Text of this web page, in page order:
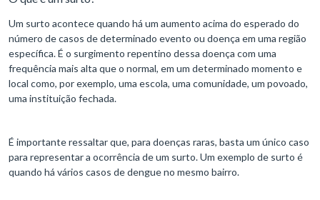
Um surto acontece quando há um aumento acima do esperado do
número de casos de determinado evento ou doença em uma região
específica. É o surgimento repentino dessa doença com uma
frequência mais alta que o normal, em um determinado momento e
local como, por exemplo, uma escola, uma comunidade, um povoado,
uma instituição fechada.
É importante ressaltar que, para doenças raras, basta um único caso
para representar a ocorrência de um surto. Um exemplo de surto é
quando há vários casos de dengue no mesmo bairro.